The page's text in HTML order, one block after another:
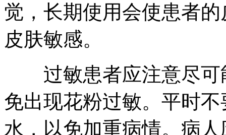
觉，长期使用会使患者
皮肤敏感。
过敏患者应注意尽可
免出现花粉过敏。平时
水，以免加重病情。病